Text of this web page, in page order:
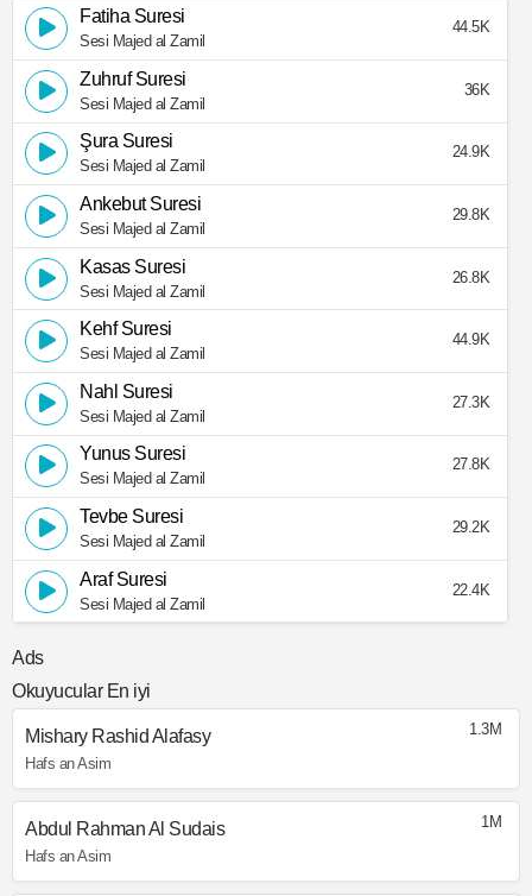
Fatiha Suresi
Sesi Majed al Zamil
44.5K
Zuhruf Suresi
Sesi Majed al Zamil
36K
Şura Suresi
Sesi Majed al Zamil
24.9K
Ankebut Suresi
Sesi Majed al Zamil
29.8K
Kasas Suresi
Sesi Majed al Zamil
26.8K
Kehf Suresi
Sesi Majed al Zamil
44.9K
Nahl Suresi
Sesi Majed al Zamil
27.3K
Yunus Suresi
Sesi Majed al Zamil
27.8K
Tevbe Suresi
Sesi Majed al Zamil
29.2K
Araf Suresi
Sesi Majed al Zamil
22.4K
Ads
Okuyucular En iyi
Mishary Rashid Alafasy
Hafs an Asim
1.3M
Abdul Rahman Al Sudais
Hafs an Asim
1M